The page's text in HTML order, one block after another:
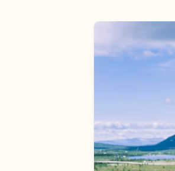
Turbeskrivelse